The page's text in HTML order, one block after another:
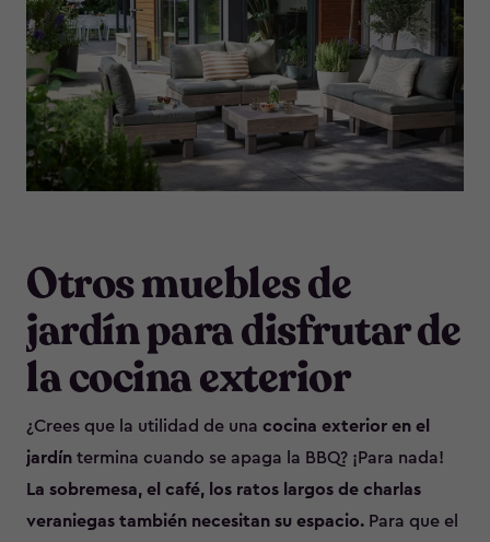
Otros muebles de
jardín para disfrutar de
la cocina exterior
¿Crees que la utilidad de una cocina exterior en el
jardín termina cuando se apaga la BBQ? ¡Para nada!
La sobremesa, el café, los ratos largos de charlas
veraniegas también necesitan su espacio. Para que el